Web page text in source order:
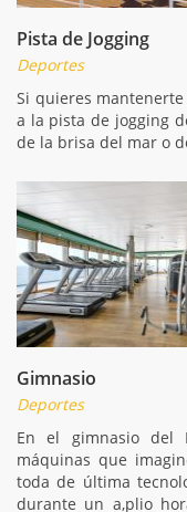
Pista de Jogging
Deportes
Si quieres
a la pista de jogging
de la brisa del mar o
Gimnasio
Deportes
En el gimnasio del
máquinas que
toda de última
durante un a,plio